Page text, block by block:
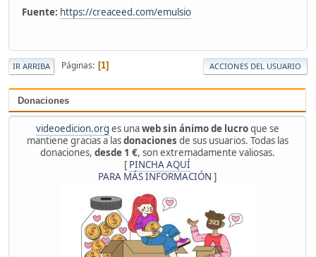
Donaciones
videoedicion.org es unaweb sin ánimo de lucroque se
mantiene gracias a lasdonaciones de sus usuarios. Todas las
donaciones, desde 1 €, son extremadamente valiosas.
[ PINCHA AQUÍ
PARA MÁS INFORMACIÓN ]
Fuente: https://creaceed.com/emulsio
IR ARRIBA Páginas 1 ACCIONES DEL USUARIO